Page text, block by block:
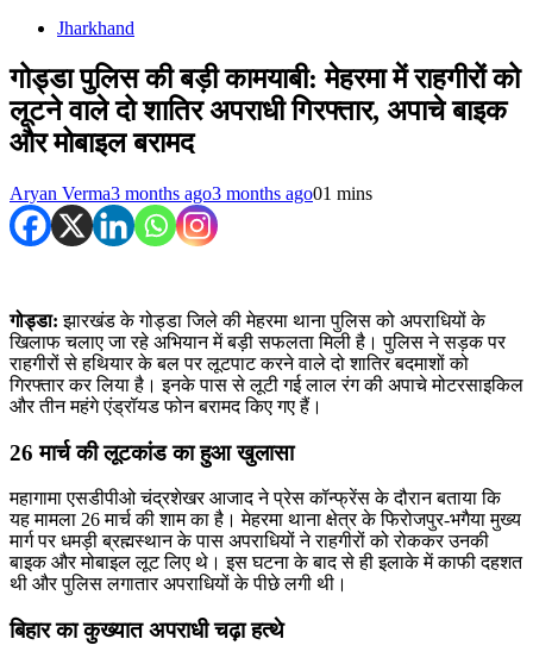
Jharkhand
गोड्डा पुलिस की बड़ी कामयाबी: मेहरमा में राहगीरों को
लूटने वाले दो शातिर अपराधी गिरफ्तार, अपाचे बाइक
और मोबाइल बरामद
Aryan Verma3 months ago3 months ago01 mins
गोड्डा: झारखंड के गोड्डा जिले की मेहरमा थाना पुलिस को अपराधियों के
खिलाफ चलाए जा रहे अभियान में बड़ी सफलता मिली है। पुलिस ने सड़क पर
राहगीरों से हथियार के बल पर लूटपाट करने वाले दो शातिर बदमाशों को
गिरफ्तार कर लिया है। इनके पास से लूटी गई लाल रंग की अपाचे मोटरसाइकिल
और तीन महंगे एंड्रॉयड फोन बरामद किए गए हैं।
26 मार्च की लूटकांड का हुआ खुलासा
महागामा एसडीपीओ चंद्रशेखर आजाद ने प्रेस कॉन्फ्रेंस के दौरान बताया कि
यह मामला 26 मार्च की शाम का है। मेहरमा थाना क्षेत्र के फिरोजपुर-भगैया मुख्य
मार्ग पर धमड़ी ब्रह्मस्थान के पास अपराधियों ने राहगीरों को रोककर उनकी
बाइक और मोबाइल लूट लिए थे। इस घटना के बाद से ही इलाके में काफी दहशत
थी और पुलिस लगातार अपराधियों के पीछे लगी थी।
बिहार का कुख्यात अपराधी चढ़ा हत्थे